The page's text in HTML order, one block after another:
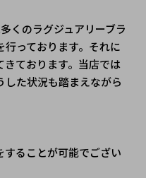
くのラグジュアリーブラ
っております。それに
ております。当店では
た状況も踏まえながら
ることが可能でござい